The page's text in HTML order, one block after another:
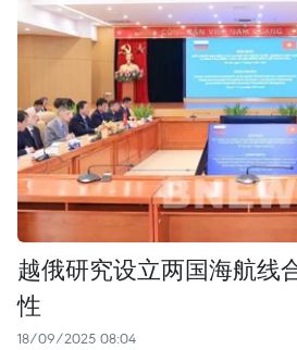
越俄研究设立两国海航线
性
18/09/2025 08:04